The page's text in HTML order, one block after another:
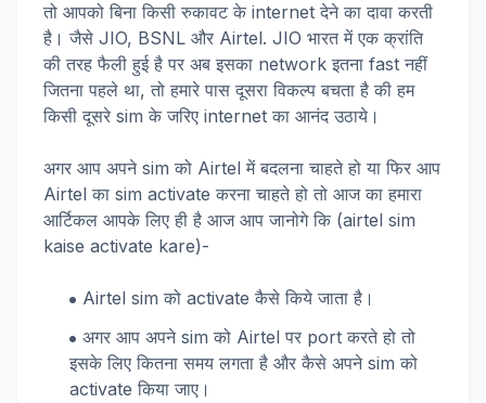
तो आपको बिना किसी रुकावट के internet देने का दावा करती
है। जैसे JIO, BSNL और Airtel. JIO भारत में एक क्रांति
की तरह फैली हुई है पर अब इसका network इतना fast नहीं
जितना पहले था, तो हमारे पास दूसरा विकल्प बचता है की हम
किसी दूसरे sim के जरिए internet का आनंद उठाये।
अगर आप अपने sim को Airtel में बदलना चाहते हो या फिर आप
Airtel का sim activate करना चाहते हो तो आज का हमारा
आर्टिकल आपके लिए ही है आज आप जानोगे कि (airtel sim
kaise activate kare)-
Airtel sim को activate कैसे किये जाता है।
अगर आप अपने sim को Airtel पर port करते हो तो
इसके लिए कितना समय लगता है और कैसे अपने sim को
activate किया जाए।